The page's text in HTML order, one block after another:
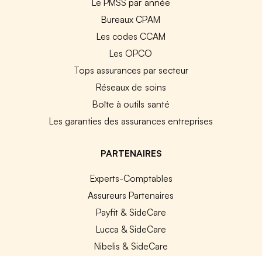
Bureaux CPAM
Les codes CCAM
Les OPCO
Tops assurances par secteur
Réseaux de soins
Boîte à outils santé
Les garanties des assurances entreprises
PARTENAIRES
Experts-Comptables
Assureurs Partenaires
Payfit & SideCare
Lucca & SideCare
Nibelis & SideCare